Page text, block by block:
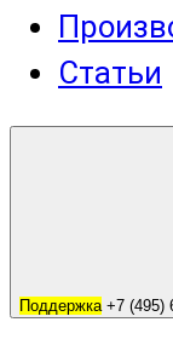
Статьи
Поддержка+7 (495)